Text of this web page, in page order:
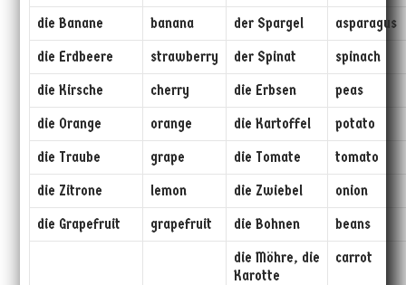
die Banane banana der Spargel
asparagus
die Erdbeere
strawberry der Spinat
spinach
die Kirsche
cherry die Erbsen
peas
die Orange
orange die Kartoffel
potato
die Traube
grape die Tomate
tomato
die Zitrone
lemon die Zwiebel
onion
die Grapefruit
grapefruit die Bohnen
beans
die Möhre, die
Karotte
carrot